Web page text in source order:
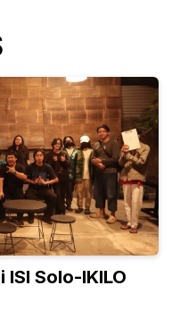
Solo-IKILO